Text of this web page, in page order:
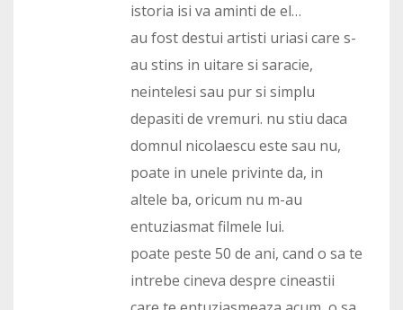
istoria isi va aminti de el…
au fost destui artisti uriasi care s-
au stins in uitare si saracie,
neintelesi sau pur si simplu
depasiti de vremuri. nu stiu daca
domnul nicolaescu este sau nu,
poate in unele privinte da, in
altele ba, oricum nu m-au
entuziasmat filmele lui.
poate peste 50 de ani, cand o sa te
intrebe cineva despre cineastii